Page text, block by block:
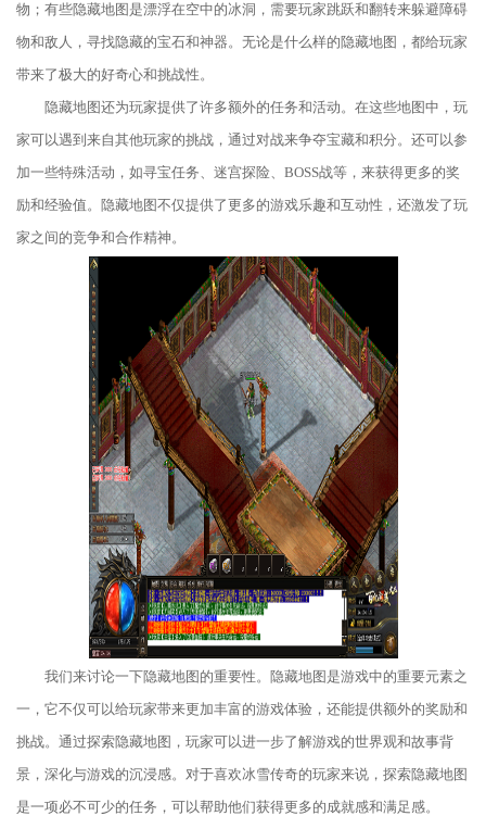
物；有些隐藏地图是漂浮在空中的冰洞，需要玩家跳跃和翻转来躲避障碍
物和敌人，寻找隐藏的宝石和神器。无论是什么样的隐藏地图，都给玩家
带来了极大的好奇心和挑战性。
隐藏地图还为玩家提供了许多额外的任务和活动。在这些地图中，玩
家可以遇到来自其他玩家的挑战，通过对战来争夺宝藏和积分。还可以参
加一些特殊活动，如寻宝任务、迷宫探险、BOSS战等，来获得更多的奖
励和经验值。隐藏地图不仅提供了更多的游戏乐趣和互动性，还激发了玩
家之间的竞争和合作精神。
我们来讨论一下隐藏地图的重要性。隐藏地图是游戏中的重要元素之
一，它不仅可以给玩家带来更加丰富的游戏体验，还能提供额外的奖励和
挑战。通过探索隐藏地图，玩家可以进一步了解游戏的世界观和故事背
景，深化与游戏的沉浸感。对于喜欢冰雪传奇的玩家来说，探索隐藏地图
是一项必不可少的任务，可以帮助他们获得更多的成就感和满足感。